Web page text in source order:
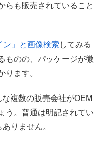
らも販売されていること
ン」と画像検索 してみる
ものの、パッケージが微
ります。
複数の販売会社がOEM
う。普通は明記されてい
りません。